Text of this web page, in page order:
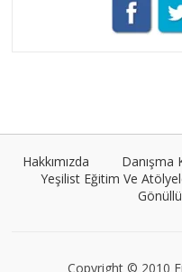
Hakkımızda Danışma
Yeşilist Eğitim Ve
Copyright © 2010